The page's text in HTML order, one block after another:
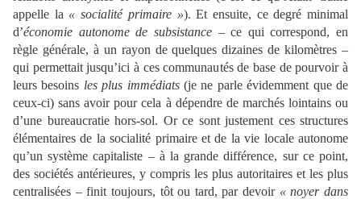
appelle la « socialité primaire »). Et ensuite, ce degré minimal
d’économie autonome de subsistance– ce qui correspond, en
règle générale, à un rayon de quelques dizaines de kilomètres –
qui permettait jusqu’ici à ces communautés de base de pourvoir à
leurs besoins les plus immédiats(je ne parle évidemment que de
ceux-ci) sans avoir pour cela à dépendre de marchés lointains ou
d’une bureaucratie hors-sol. Or ce sont justement ces structures
élémentaires de la socialité primaire et de la vie locale autonome
qu’un système capitaliste – à la grande différence, sur ce point,
des sociétés antérieures, y compris les plus autoritaires et les plus
centralisées – finit toujours, tôt ou tard, par devoir « noyer dans